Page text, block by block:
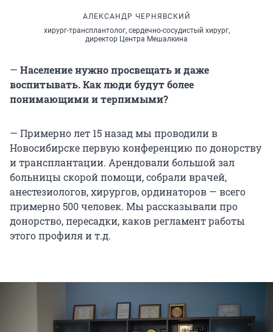
АЛЕКСАНДР ЧЕРНЯВСКИЙ
хирург-трансплантолог, сердечно-сосудистый хирург,
директор Центра Мешалкина
— Население нужно просвещать и даже
воспитывать. Как люди будут более
понимающими и терпимыми?
— Примерно лет 15 назад мы проводили в
Новосибирске первую конференцию по донорству
и трансплантации. Арендовали большой зал
больницы скорой помощи, собрали врачей,
анестезиологов, хирургов, ординаторов — всего
примерно 500 человек. Мы рассказывали про
донорство, пересадки, каков регламент работы
этого профиля и т.д.